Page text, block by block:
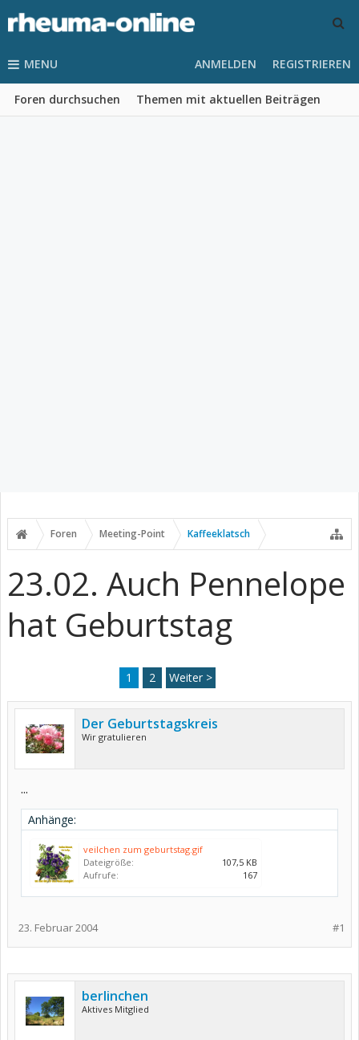
MENU
Foren durchsuchen Themen mit aktuellen Beiträgen
ANMELDEN REGISTRIEREN
Foren Meeting-Point Kaffeeklatsch
23.02. Auch Pennelope
hat Geburtstag
1 2 Weiter >
Der Geburtstagskreis
Wir gratulieren
...
Anhänge:
veilchen zum geburtstag.gif
Dateigröße:
107,5 KB
Aufrufe:
167
#1
23. Februar 2004
berlinchen
Aktives Mitglied